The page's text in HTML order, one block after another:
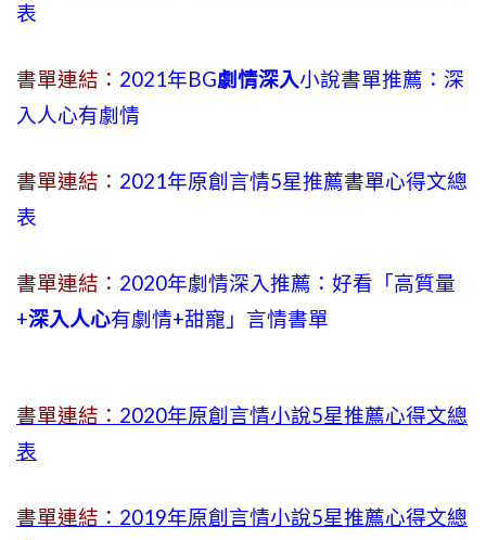
表
書單連結： 2021年BG劇情深入小說書單推薦：深
入人心有劇情
書單連結： 2021年原創言情5星推薦書單心得文總
表
書單連結： 2020年劇情深入推薦：好看「高質量
+深入人心有劇情+甜寵」言情書單
書單連結： 2020年原創言情小說5星推薦心得文總
表
書單連結： 2019年原創言情小說5星推薦心得文總